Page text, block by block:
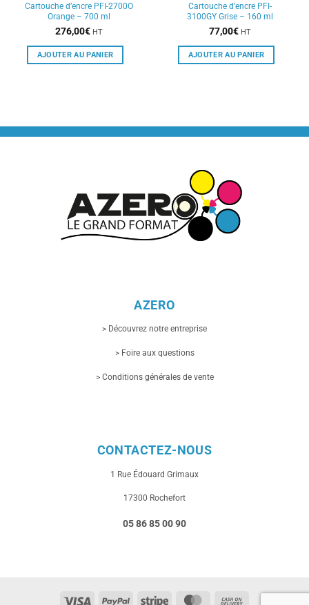
Cartouche d’encre PFI-2700O
Orange – 700 ml
276,00€ HT
AJOUTER AU PANIER
Cartouche d’encre PFI-
3100GY Grise – 160 ml
77,00€ HT
AJOUTER AU PANIER
AZERO
> Découvrez notre entreprise
> Foire aux questions
> Conditions générales de vente
CONTACTEZ-NOUS
1 Rue Édouard Grimaux
17300 Rochefort
05 86 85 00 90
Visa PayPal Stripe MasterCard